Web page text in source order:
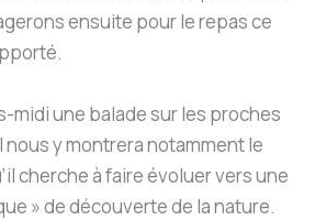
ensuite pour le repas ce
midi une balade sur les proches
y montrera notamment le
cherche à faire évoluer vers une
» de découverte de la nature.